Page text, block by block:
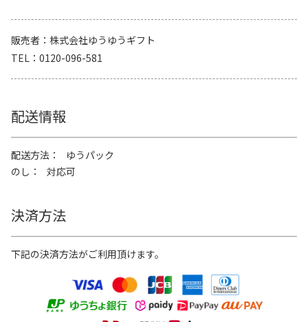
販売者
株式会社ゆうゆうギフト
TEL
0120-096-581
配送情報
配送方法
ゆうパック
のし
対応可
決済方法
下記の決済方法がご利用頂けます。